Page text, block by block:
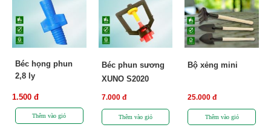
Béc họng phun
2,8 ly
1.500 đ
Béc phun sương
XUNO S2020
7.000 đ
Bộ xẻng mini
25.000 đ